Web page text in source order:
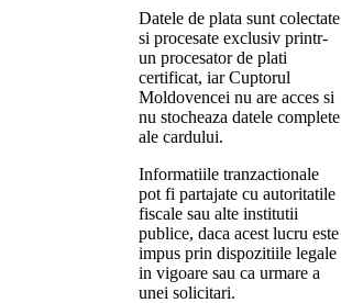
Datele de plata sunt colectate
si procesate exclusiv printr-
un procesator de plati
certificat, iar Cuptorul
Moldovencei nu are acces si
nu stocheaza datele complete
ale cardului.
Informatiile tranzactionale
pot fi partajate cu autoritatile
fiscale sau alte institutii
publice, daca acest lucru este
impus prin dispozitiile legale
in vigoare sau ca urmare a
unei solicitari.